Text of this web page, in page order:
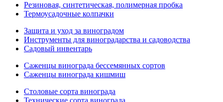
Резиновая, синтетическая, полимерная пробка
Термоусадочные колпачки
Защита и уход за виноградом
Инструменты для виноградарства и садоводства
Садовый инвентарь
Саженцы винограда бессемянных сортов
Саженцы винограда кишмиш
Столовые сорта винограда
Технические сорта винограда